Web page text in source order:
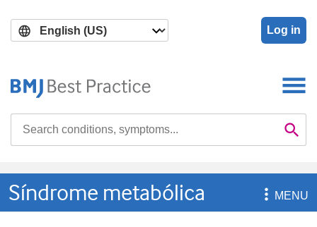
main
search
Log in

Síndrome metabólica MENU